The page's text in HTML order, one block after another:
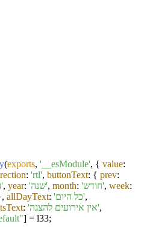
(exports, '__esModule', { value:
: 'rtl', buttonText: { prev:
'היום', year: 'שנה', month: 'חודש', week:
allDayText: 'כל היום',
: 'אין אירועים להצגה',
] = l33;